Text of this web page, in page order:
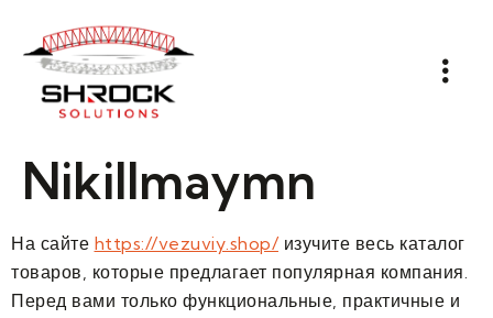
Nikillmaymn
На сайте https://vezuviy.shop/изучите весь каталог
товаров, которые предлагает популярная компания.
Перед вами только функциональные, практичные и